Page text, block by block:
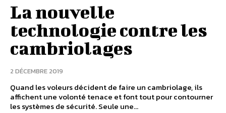
La nouvelle
technologie contre les
cambriolages
2 DÉCEMBRE 2019
Quand les voleurs décident de faire un cambriolage, ils
affichent une volonté tenace et font tout pour contourner
les systèmes de sécurité. Seule une...